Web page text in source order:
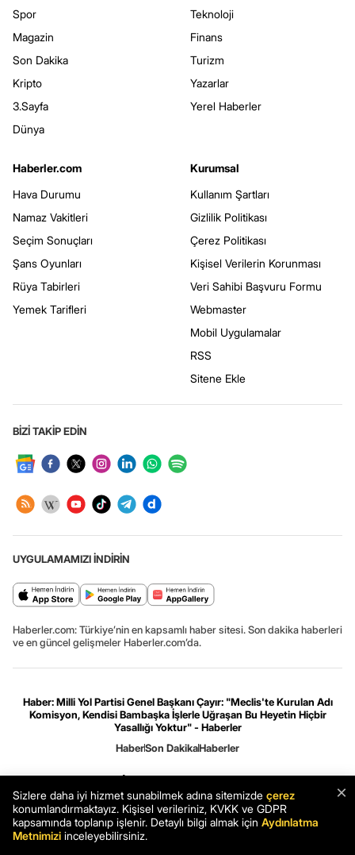
Spor
Magazin
Son Dakika
Kripto
3.Sayfa
Dünya
Teknoloji
Finans
Turizm
Yazarlar
Yerel Haberler
Haberler.com
Hava Durumu
Namaz Vakitleri
Seçim Sonuçları
Şans Oyunları
Rüya Tabirleri
Yemek Tarifleri
Kurumsal
Kullanım Şartları
Gizlilik Politikası
Çerez Politikası
Kişisel Verilerin Korunması
Veri Sahibi Başvuru Formu
Webmaster
Mobil Uygulamalar
RSS
Sitene Ekle
BİZİ TAKİP EDİN
UYGULAMAMIZI İNDİRİN
Haberler.com: Türkiye’nin en kapsamlı haber sitesi. Son dakika haberleri
ve en güncel gelişmeler Haberler.com’da.
Haber: Milli Yol Partisi Genel Başkanı Çayır: "Meclis'te Kurulan Adı
Komisyon, Kendisi Bambaşka İşlerle Uğraşan Bu Heyetin Hiçbir
Yasallığı Yoktur" - Haberler
HaberSon DakikaHaberler
Gizlilik ve çerez ayarları[Hata Bildir]08.08.2026 23:31:51 #7.12# .HCFOK.
×
Sizlere daha iyi hizmet sunabilmek adına sitemizde çerez
konumlandırmaktayız. Kişisel verileriniz, KVKK ve GDPR
kapsamında toplanıp işlenir. Detaylı bilgi almak için Aydınlatma
Metnimizi inceleyebilirsiniz.